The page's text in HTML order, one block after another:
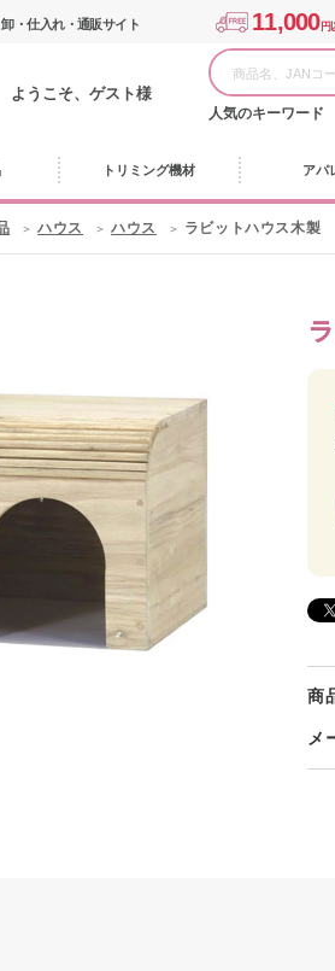
・仕入れ・通販サイト 11,000円
ようこそ、ゲスト様
人気のキーワード
トリミング機材 アパ
ハウス ハウス ラビットハウス木製
商
メ